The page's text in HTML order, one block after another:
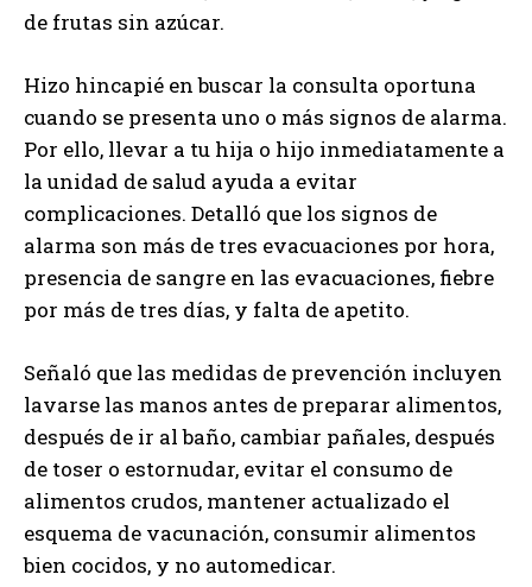
de frutas sin azúcar.
Hizo hincapié en buscar la consulta oportuna
cuando se presenta uno o más signos de alarma.
Por ello, llevar a tu hija o hijo inmediatamente a
la unidad de salud ayuda a evitar
complicaciones. Detalló que los signos de
alarma son más de tres evacuaciones por hora,
presencia de sangre en las evacuaciones, fiebre
por más de tres días, y falta de apetito.
Señaló que las medidas de prevención incluyen
lavarse las manos antes de preparar alimentos,
después de ir al baño, cambiar pañales, después
de toser o estornudar, evitar el consumo de
alimentos crudos, mantener actualizado el
esquema de vacunación, consumir alimentos
bien cocidos, y no automedicar.